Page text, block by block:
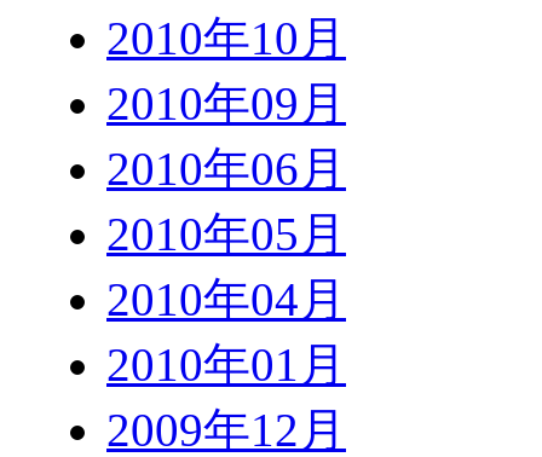
2010年10月
2010年09月
2010年06月
2010年05月
2010年04月
2010年01月
2009年12月